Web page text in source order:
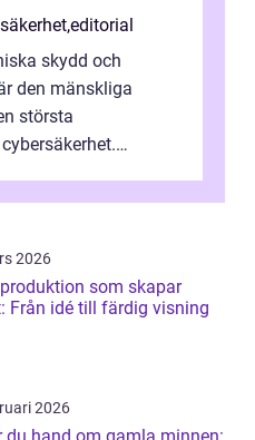
,editorial
skydd och
den mänskliga
största
2026
som skapar
Från idé till färdig visning
2026